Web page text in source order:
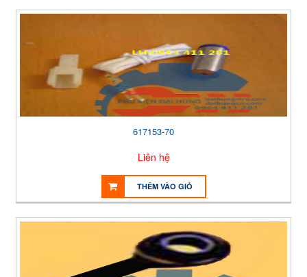
617153-70
Liên hệ
THÊM VÀO GIỎ